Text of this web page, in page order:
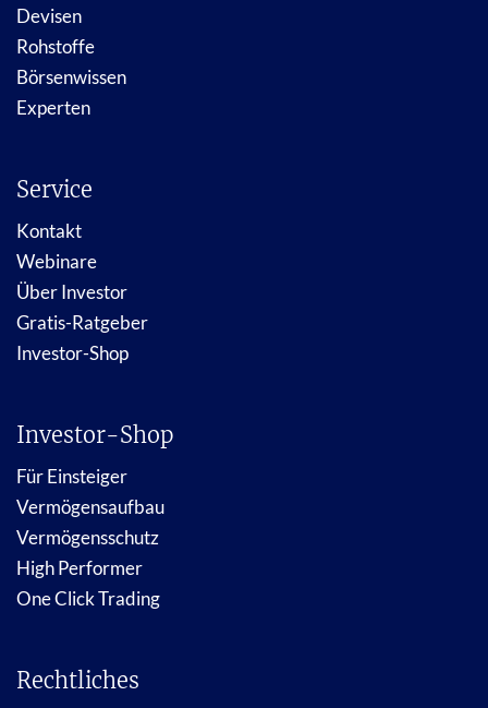
Devisen
Rohstoffe
Börsenwissen
Experten
Service
Kontakt
Webinare
Über Investor
Gratis-Ratgeber
Investor-Shop
Investor-Shop
Für Einsteiger
Vermögensaufbau
Vermögensschutz
High Performer
One Click Trading
Rechtliches